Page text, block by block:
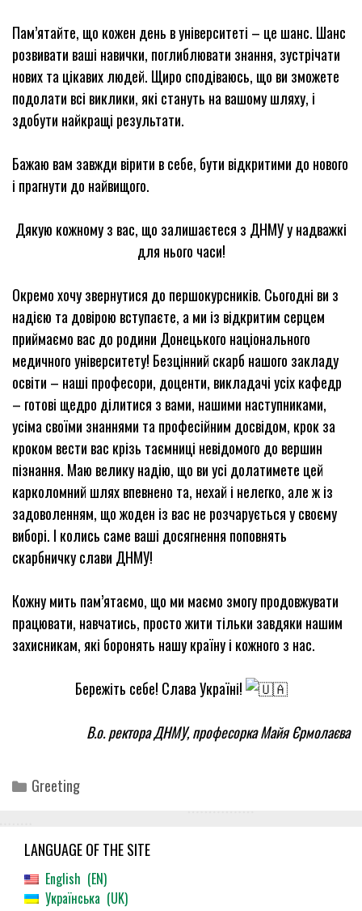
Пам’ятайте, що кожен день в університеті – це шанс. Шанс
розвивати ваші навички, поглиблювати знання, зустрічати
нових та цікавих людей. Щиро сподіваюсь, що ви зможете
подолати всі виклики, які стануть на вашому шляху, і
здобути найкращі результати.
Бажаю вам завжди вірити в себе, бути відкритими до нового
і прагнути до найвищого.
Дякую кожному з вас, що залишаєтеся з ДНМУ у надважкі
для нього часи!
Окремо хочу звернутися до першокурсників. Сьогодні ви з
надією та довірою вступаєте, а ми із відкритим серцем
приймаємо вас до родини Донецького національного
медичного університету! Безцінний скарб нашого закладу
освіти – наші професори, доценти, викладачі усіх кафедр
– готові щедро ділитися з вами, нашими наступниками,
усіма своїми знаннями та професійним досвідом, крок за
кроком вести вас крізь таємниці невідомого до вершин
пізнання. Маю велику надію, що ви усі долатимете цей
карколомний шлях впевнено та, нехай і нелегко, але ж із
задоволенням, що жоден із вас не розчарується у своєму
виборі. І колись саме ваші досягнення поповнять
скарбничку слави ДНМУ!
Кожну мить пам’ятаємо, що ми маємо змогу продовжувати
працювати, навчатись, просто жити тільки завдяки нашим
захисникам, які боронять нашу країну і кожного з нас.
Бережіть себе! Слава Україні!
В.о. ректора ДНМУ, професорка Майя Єрмолаєва
Categories
Greeting
LANGUAGE OF THE SITE
English
EN
Українська
UK